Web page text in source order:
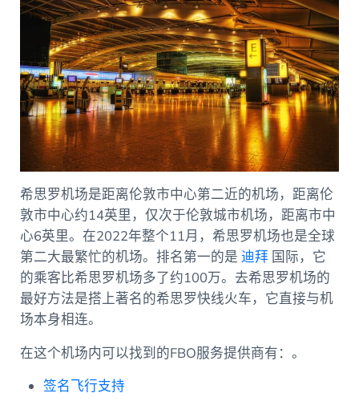
希思罗机场是距离伦敦市中心第二近的机场，距离伦
敦市中心约14英里，仅次于伦敦城市机场，距离市中
心6英里。在2022年整个11月，希思罗机场也是全球
第二大最繁忙的机场。排名第一的是 迪拜 国际，它
的乘客比希思罗机场多了约100万。去希思罗机场的
最好方法是搭上著名的希思罗快线火车，它直接与机
场本身相连。
在这个机场内可以找到的FBO服务提供商有：。
签名飞行支持